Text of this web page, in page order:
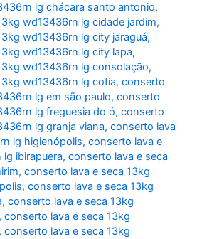
lg chácara santo antonio,
wd13436rn lg cidade jardim,
wd13436rn lg city jaraguá,
wd13436rn lg city lapa,
wd13436rn lg consolação,
wd13436rn lg cotia,conserto
lg em são paulo,conserto
lg freguesia do ó,conserto
lg granja viana,conserto lava
lg higienópolis,conserto lava e
ibirapuera,conserto lava e seca
,conserto lava e seca 13kg
,conserto lava e seca 13kg
,conserto lava e seca 13kg
,conserto lava e seca 13kg
,conserto lava e seca 13kg